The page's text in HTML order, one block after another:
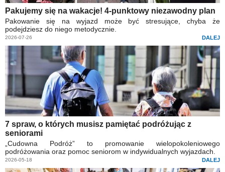
Pakujemy się na wakacje! 4-punktowy niezawodny plan
Pakowanie się na wyjazd może być stresujące, chyba że
podejdziesz do niego metodycznie.
2026-07-26 DALEJ
7 spraw, o których musisz pamiętać podróżując z
seniorami
„Cudowna Podróż” to promowanie wielopokoleniowego
podróżowania oraz pomoc seniorom w indywidualnych wyjazdach.
2026-05-18 DALEJ